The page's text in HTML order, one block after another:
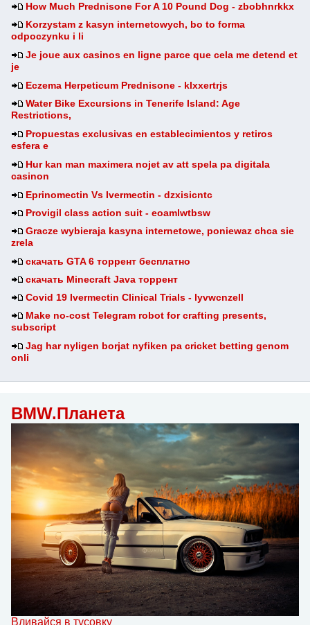
How Much Prednisone For A 10 Pound Dog - zbobhnrkkx
Korzystam z kasyn internetowych, bo to forma
odpoczynku i li
Je joue aux casinos en ligne parce que cela me detend et
je
Eczema Herpeticum Prednisone - klxxertrjs
Water Bike Excursions in Tenerife Island: Age
Restrictions,
Propuestas exclusivas en establecimientos y retiros
esfera e
Hur kan man maximera nojet av att spela pa digitala
casinon
Eprinomectin Vs Ivermectin - dzxisicntc
Provigil class action suit - eoamlwtbsw
Gracze wybieraja kasyna internetowe, poniewaz chca sie
zrela
скачать GTA 6 торрент бесплатно
скачать Minecraft Java торрент
Covid 19 Ivermectin Clinical Trials - lyvwcnzell
Make no-cost Telegram robot for crafting presents,
subscript
Jag har nyligen borjat nyfiken pa cricket betting genom
onli
BMW.Планета
Вливайся в тусовку